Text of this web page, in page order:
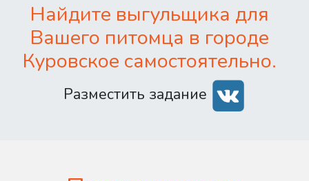
Найдите выгульщика для
Вашего питомца в городе
Куровское самостоятельно.
Разместить задание